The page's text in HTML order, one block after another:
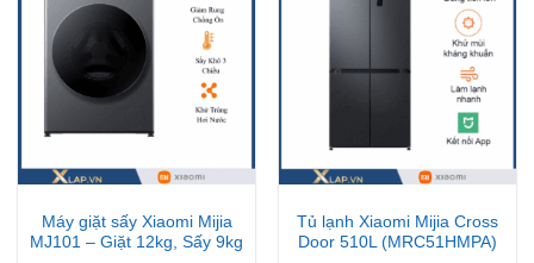
Máy giặt sấy Xiaomi Mijia
MJ101 – Giặt 12kg, Sấy 9kg
Tủ lạnh Xiaomi Mijia Cross
Door 510L (MRC51HMPA)